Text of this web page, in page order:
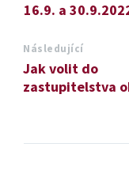
16.9. a
Následující
Jak volit do
zastupitelstva